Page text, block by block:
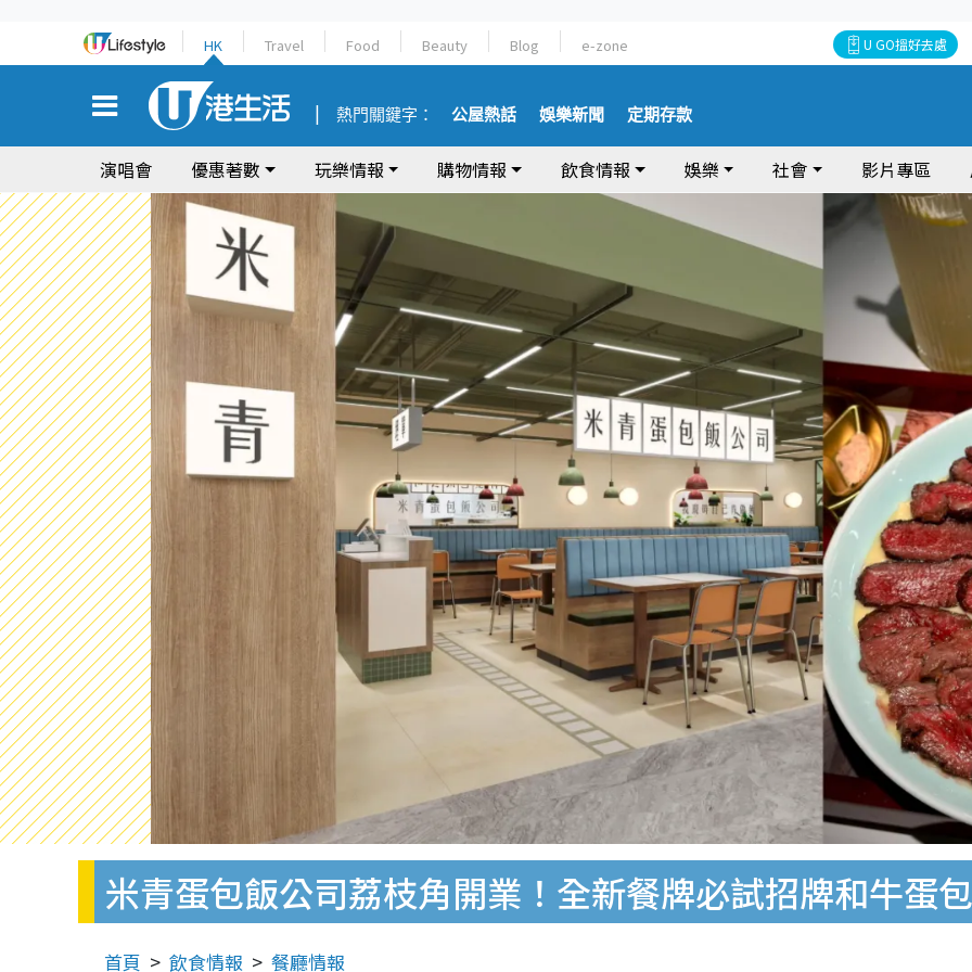
HK Travel Food Beauty Blog e-zone U GO搵好去處
熱門關鍵字： 公屋熱話 娛樂新聞 定期存款
演唱會 優惠著數 玩樂情報 購物情報 飲食情報 娛樂 社會 影片專區
米青蛋包飯公司荔枝角開業！全新餐牌必試招牌和牛蛋
首頁 飲食情報 餐廳情報